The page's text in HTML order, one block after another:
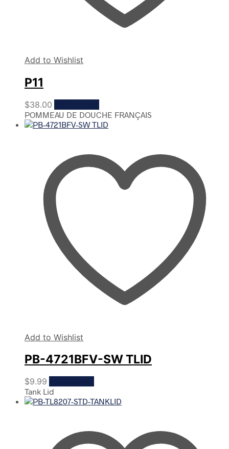
Add to Wishlist
P11
$38.00
POMMEAU DE DOUCHE FRANÇAIS
Add to Wishlist
PB-4721BFV-SW TLID
$9.99
Tank Lid